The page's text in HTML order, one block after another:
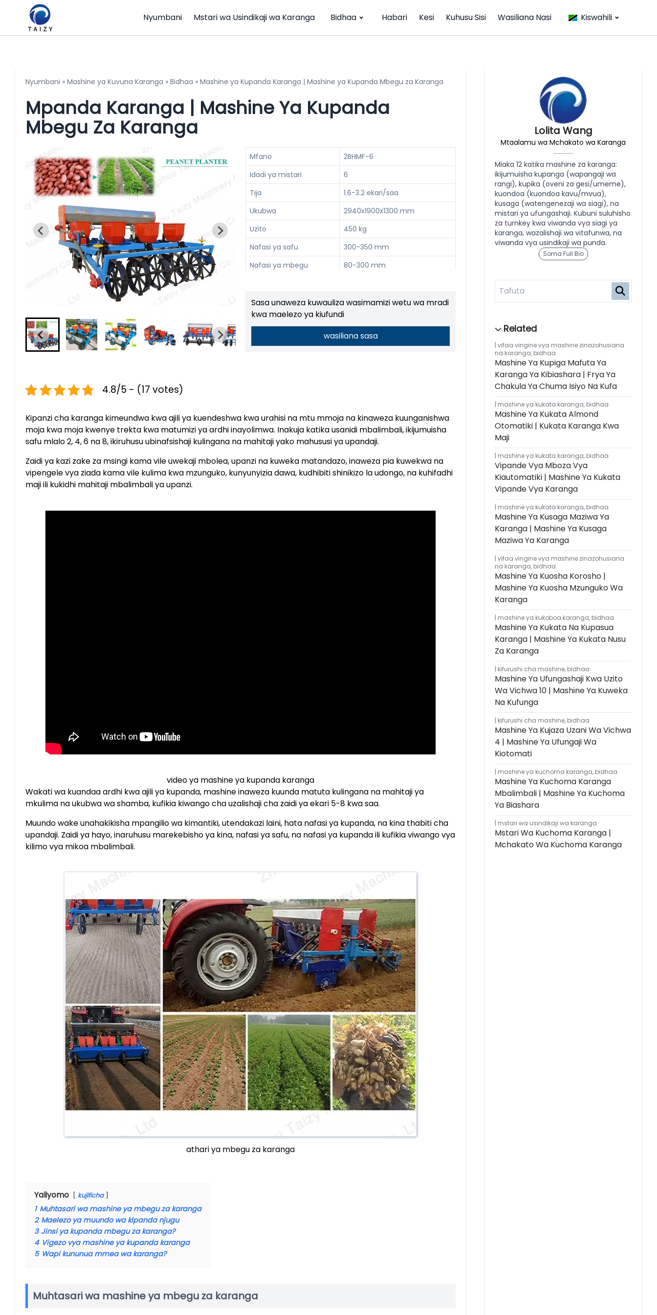
Nyumbani Mstari wa Usindikaji wa Karanga Bidhaa Habari Kesi Kuhusu Sisi Wasiliana Nasi Kiswahili
Nyumbani » Mashine ya Kuvuna Karanga » Bidhaa » Mashine ya Kupanda Karanga | Mashine ya Kupanda Mbegu za Karanga
Mpanda Karanga | Mashine Ya Kupanda
Mbegu Za Karanga
Mfano
2BHMF-6
Idadi ya mistari
6
Tija
1.6-3.2 ekari/saa
Ukubwa
2940x1900x1300 mm
Uzito
450 kg
Nafasi ya safu
300-350 mm
Nafasi ya mbegu
80-300 mm
Nguvu inayolingana
60-90 hp
Sasa unaweza kuwauliza wasimamizi wetu wa mradi
kwa maelezo ya kiufundi
wasiliana sasa
4.8/5 - (17 votes)
Kipanzi cha karanga kimeundwa kwa ajili ya kuendeshwa kwa urahisi na mtu mmoja na kinaweza kuunganishwa
moja kwa moja kwenye trekta kwa matumizi ya ardhi inayolimwa. Inakuja katika usanidi mbalimbali, ikijumuisha
safu mlalo 2, 4, 6 na 8, ikiruhusu ubinafsishaji kulingana na mahitaji yako mahususi ya upandaji.
Zaidi ya kazi zake za msingi kama vile uwekaji mbolea, upanzi na kuweka matandazo, inaweza pia kuwekwa na
vipengele vya ziada kama vile kulima kwa mzunguko, kunyunyizia dawa, kudhibiti shinikizo la udongo, na kuhifadhi
maji ili kukidhi mahitaji mbalimbali ya upanzi.
video ya mashine ya kupanda karanga
Wakati wa kuandaa ardhi kwa ajili ya kupanda, mashine inaweza kuunda matuta kulingana na mahitaji ya
mkulima na ukubwa wa shamba, kufikia kiwango cha uzalishaji cha zaidi ya ekari 5-8 kwa saa.
Muundo wake unahakikisha mpangilio wa kimantiki, utendakazi laini, hata nafasi ya kupanda, na kina thabiti cha
upandaji. Zaidi ya hayo, inaruhusu marekebisho ya kina, nafasi ya safu, na nafasi ya kupanda ili kufikia viwango vya
kilimo vya mikoa mbalimbali.
athari ya mbegu za karanga
Yaliyomo kujificha
1 Muhtasari wa mashine ya mbegu za karanga
2 Maelezo ya muundo wa kipanda njugu
3 Jinsi ya kupanda mbegu za karanga?
4 Vigezo vya mashine ya kupanda karanga
5 Wapi kununua mmea wa karanga?
Muhtasari wa mashine ya mbegu za karanga
Lolita Wang
Mtaalamu wa Mchakato wa Karanga
Miaka 12 katika mashine za karanga:
ikijumuisha kupanga (wapangaji wa
rangi), kupika (oveni za gesi/umeme),
kuondoa (kuondoa kavu/mvua),
kusaga (watengenezaji wa siagi), na
mistari ya ufungashaji. Kubuni suluhisho
za turnkey kwa viwanda vya siagi ya
karanga, wazalishaji wa vitafunwa, na
viwanda vya usindikaji wa punda.
Soma Full Bio
vifaa vingine vya mashine zinazohusiana
na karanga, bidhaa
Mashine Ya Kupiga Mafuta Ya
Karanga Ya Kibiashara | Frya Ya
Chakula Ya Chuma Isiyo Na Kufa
mashine ya kukata karanga, bidhaa
Mashine Ya Kukata Almond
Otomatiki | Kukata Karanga Kwa
Maji
mashine ya kukata karanga, bidhaa
Vipande Vya Mboza Vya
Kiautomatiki | Mashine Ya Kukata
Vipande Vya Karanga
mashine ya kukata karanga, bidhaa
Mashine Ya Kusaga Maziwa Ya
Karanga | Mashine Ya Kusaga
Maziwa Ya Karanga
vifaa vingine vya mashine zinazohusiana
na karanga, bidhaa
Mashine Ya Kuosha Korosho |
Mashine Ya Kuosha Mzunguko Wa
Karanga
mashine ya kukoboa karanga, bidhaa
Mashine Ya Kukata Na Kupasua
Karanga | Mashine Ya Kukata Nusu
Za Karanga
kifurushi cha mashine, bidhaa
Mashine Ya Ufungashaji Kwa Uzito
Wa Vichwa 10 | Mashine Ya Kuweka
Na Kufunga
kifurushi cha mashine, bidhaa
Mashine Ya Kujaza Uzani Wa Vichwa
4 | Mashine Ya Ufungaji Wa
Kiotomati
mashine ya kuchoma karanga, bidhaa
Mashine Ya Kuchoma Karanga
Mbalimbali | Mashine Ya Kuchoma
Ya Biashara
mstari wa usindikaji wa karanga
Mstari Wa Kuchoma Karanga |
Mchakato Wa Kuchoma Karanga